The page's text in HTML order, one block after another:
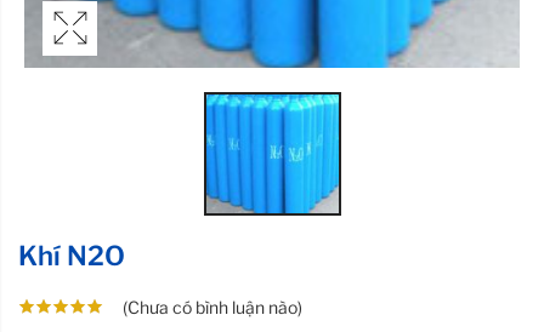
Khí N2O
(Chưa có bình luận nào)